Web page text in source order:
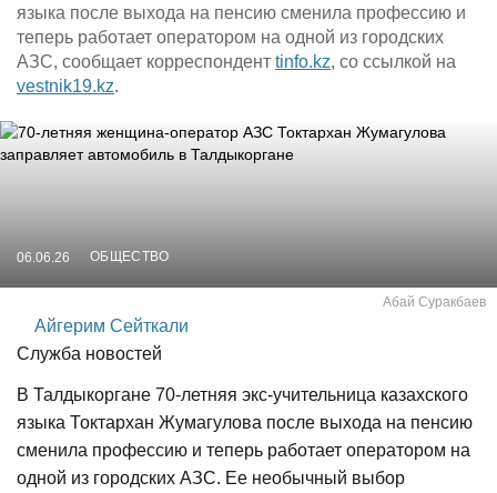
языка после выхода на пенсию сменила профессию и
теперь работает оператором на одной из городских
АЗС, сообщает корреспондент tinfo.kz, со ссылкой на
vestnik19.kz.
06.06.26 ОБЩЕСТВО
Абай Суракбаев
Айгерим Сейткали
Служба новостей
В Талдыкоргане 70-летняя экс-учительница казахского
языка Токтархан Жумагулова после выхода на пенсию
сменила профессию и теперь работает оператором на
одной из городских АЗС. Ее необычный выбор